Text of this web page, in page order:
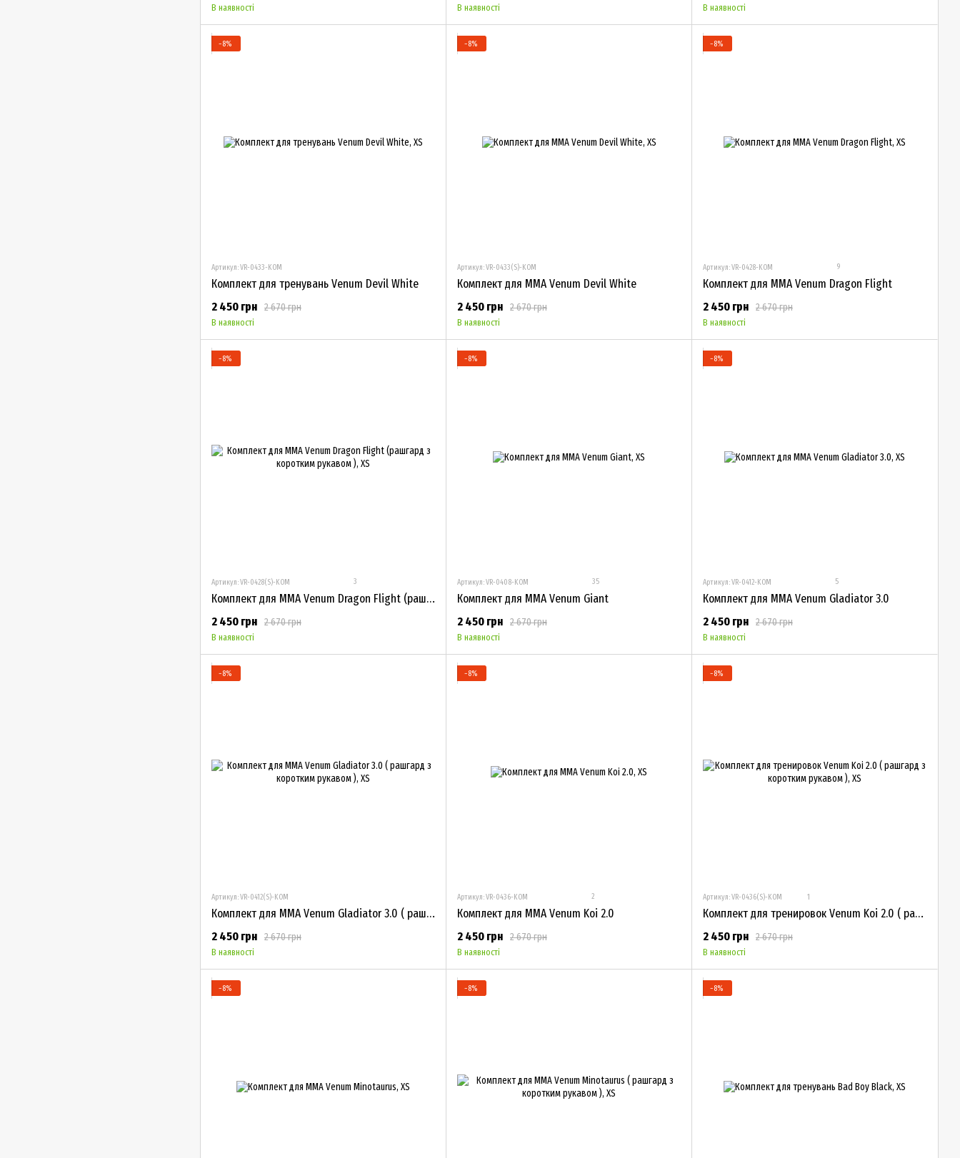
В наявності В наявності В наявності
−8%
Артикул: VR-0433-KOM
Комплект для тренувань Venum Devil White
2 670 грн
2 450 грн
В наявності
−8%
Артикул: VR-0433(S)-KOM
Комплект для ММА Venum Devil White
2 670 грн
2 450 грн
В наявності
−8%
Артикул: VR-0428-KOM 9
Комплект для ММА Venum Dragon Flight
2 670 грн
2 450 грн
В наявності
−8%
Артикул: VR-0428(S)-KOM 3
Комплект для ММА Venum Dragon Flight (рашгард з коротким рукавом )
2 670 грн
2 450 грн
В наявності
−8%
Артикул: VR-0408-KOM 35
Комплект для ММА Venum Giant
2 670 грн
2 450 грн
В наявності
−8%
Артикул: VR-0412-KOM 5
Комплект для MMA Venum Gladiator 3.0
2 670 грн
2 450 грн
В наявності
−8%
Артикул: VR-0412(S)-KOM
Комплект для MMA Venum Gladiator 3.0 ( рашгард з коротким рукавом )
2 670 грн
2 450 грн
В наявності
−8%
Артикул: VR-0436-KOM 2
Комплект для ММА Venum Koi 2.0
2 670 грн
2 450 грн
В наявності
−8%
Артикул: VR-0436(S)-KOM 1
Комплект для тренировок Venum Koi 2.0 ( рашгард з коротким рукавом )
2 670 грн
2 450 грн
В наявності
−8% −8% −8%